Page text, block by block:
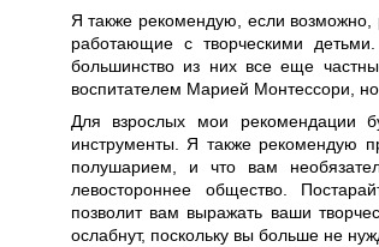
Я также рекомендую, если возможно,
работающие с творческими
большинство из них все еще
воспитателем Марией Монтессори, но
Для взрослых мои рекомендации
инструменты. Я также рекомендую
полушарием, и что вам
левостороннее общество.
позволит вам выражать ваши
ослабнут, поскольку вы больше не